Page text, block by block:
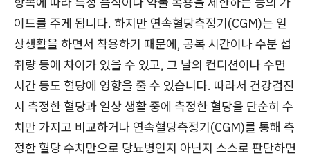
이드를 주게 됩니다. 하지만 연속혈당측정기(CGM)는 일
상생활을 하면서 착용하기 때문에, 공복 시간이나 수분 섭
취량 등에 차이가 있을 수 있고, 그 날의 컨디션이나 수면
시간 등도 혈당에 영향을 줄 수 있습니다. 따라서 건강검진
시 측정한 혈당과 일상 생활 중에 측정한 혈당을 단순히 수
치만 가지고 비교하거나 연속혈당측정기(CGM)를 통해 측
정한 혈당 수치만으로 당뇨병인지 아닌지 스스로 판단하면